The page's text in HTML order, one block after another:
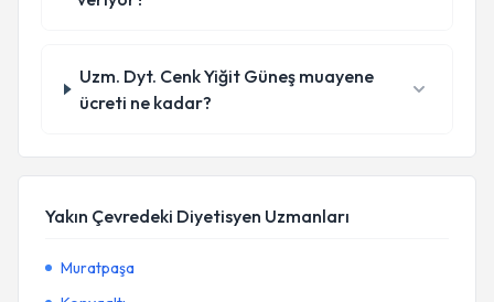
Uzm. Dyt. Cenk Yiğit Güneş muayene
ücreti ne kadar?
Yakın Çevredeki Diyetisyen Uzmanları
Muratpaşa